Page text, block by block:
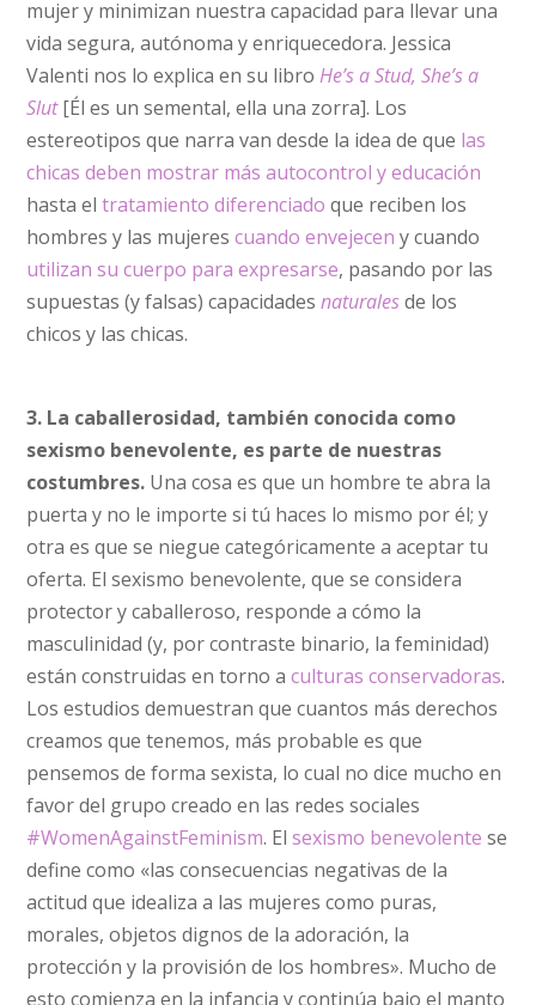
mujer y minimizan nuestra capacidad para llevar una
vida segura, autónoma y enriquecedora. Jessica
Valenti nos lo explica en su libroHe’s a Stud, She’s a
Slut[Él es un semental, ella una zorra]. Los
estereotipos que narra van desde la idea de que las
chicas deben mostrar más autocontrol y educación
hasta eltratamiento diferenciado que reciben los
hombres y las mujerescuando envejecen y cuando
utilizan su cuerpo para expresarse, pasando por las
supuestas (y falsas) capacidadesnaturalesde los
chicos y las chicas.
3. La caballerosidad, también conocida como
sexismo benevolente, es parte de nuestras
costumbres. Una cosa es que un hombre te abra la
puerta y no le importe si tú haces lo mismo por él; y
otra es que se niegue categóricamente a aceptar tu
oferta. El sexismo benevolente, que se considera
protector y caballeroso, responde a cómo la
masculinidad (y, por contraste binario, la feminidad)
están construidas en torno aculturas conservadoras.
Los estudios demuestran que cuantos más derechos
creamos que tenemos, más probable es que
pensemos de forma sexista, lo cual no dice mucho en
favor del grupo creado en las redes sociales
#WomenAgainstFeminism. Elsexismo benevolente se
define como «las consecuencias negativas de la
actitud que idealiza a las mujeres como puras,
morales, objetos dignos de la adoración, la
protección y la provisión de los hombres». Mucho de
esto comienza en la infancia y continúa bajo el manto